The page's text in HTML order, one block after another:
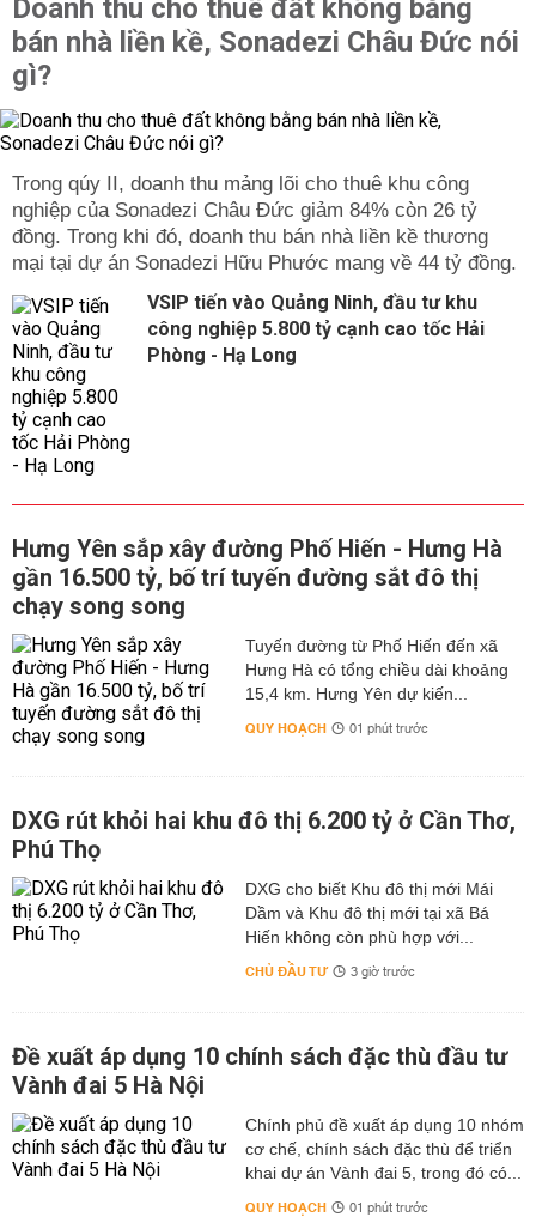
Doanh thu cho thuê đất không bằng
bán nhà liền kề, Sonadezi Châu Đức nói
gì?
Trong qúy II, doanh thu mảng lõi cho thuê khu công
nghiệp của Sonadezi Châu Đức giảm 84% còn 26 tỷ
đồng. Trong khi đó, doanh thu bán nhà liền kề thương
mại tại dự án Sonadezi Hữu Phước mang về 44 tỷ đồng.
VSIP tiến vào Quảng Ninh, đầu tư khu
công nghiệp 5.800 tỷ cạnh cao tốc Hải
Phòng - Hạ Long
Hưng Yên sắp xây đường Phố Hiến - Hưng Hà
gần 16.500 tỷ, bố trí tuyến đường sắt đô thị
chạy song song
Tuyến đường từ Phố Hiến đến xã
Hưng Hà có tổng chiều dài khoảng
15,4 km. Hưng Yên dự kiến...
QUY HOẠCH 01 phút trước
DXG rút khỏi hai khu đô thị 6.200 tỷ ở Cần Thơ,
Phú Thọ
DXG cho biết Khu đô thị mới Mái
Dầm và Khu đô thị mới tại xã Bá
Hiến không còn phù hợp với...
CHỦ ĐẦU TƯ 3 giờ trước
Đề xuất áp dụng 10 chính sách đặc thù đầu tư
Vành đai 5 Hà Nội
Chính phủ đề xuất áp dụng 10 nhóm
cơ chế, chính sách đặc thù để triển
khai dự án Vành đai 5, trong đó có...
QUY HOẠCH 01 phút trước